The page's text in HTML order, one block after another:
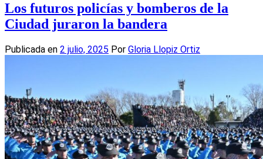
Los futuros policías y bomberos de la
Ciudad juraron la bandera
Publicada en 2 julio, 2025 Por Gloria Llopiz Ortiz